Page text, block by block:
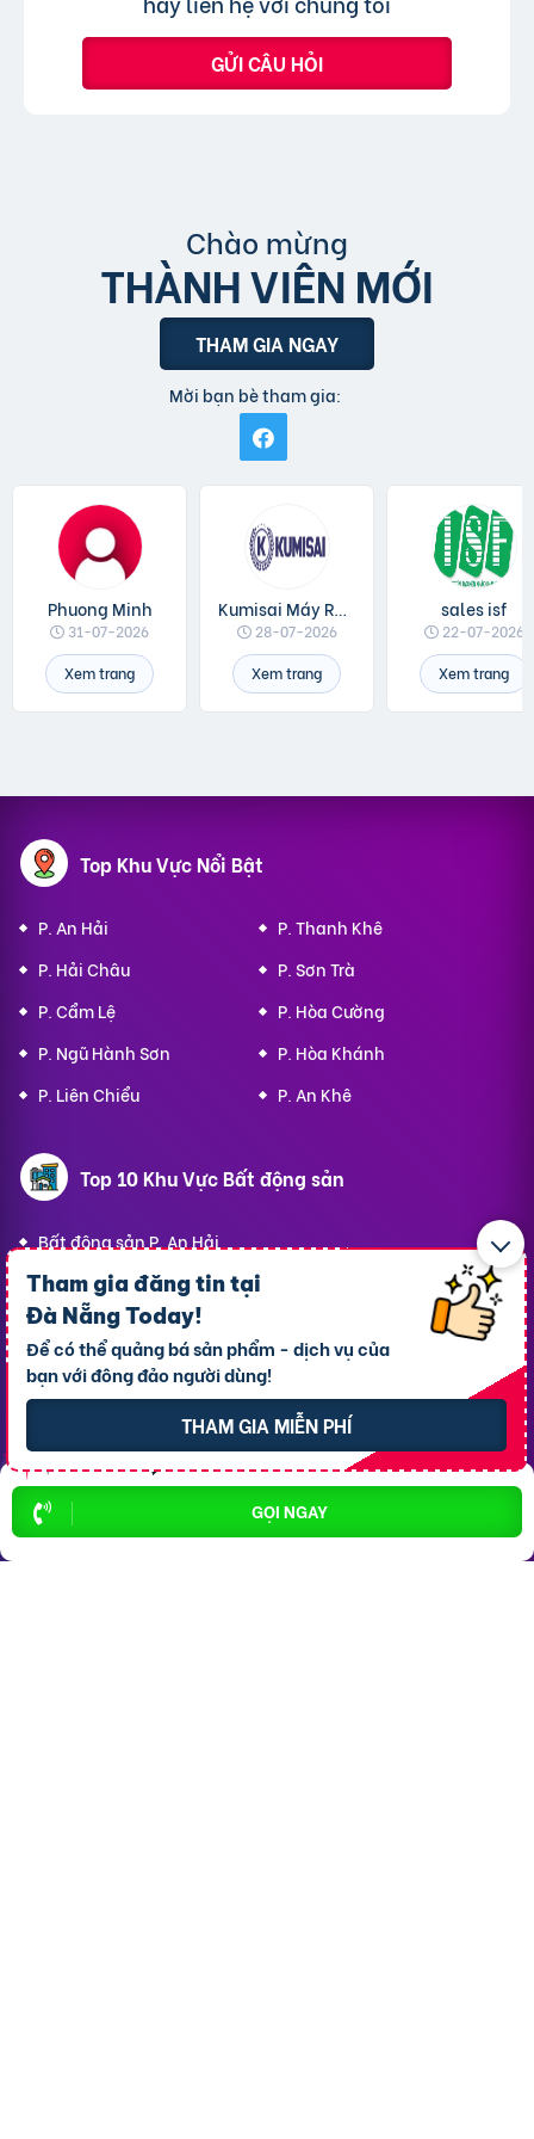
GỌI NGAY
Tham gia đăng tin tại
Đà Nẵng Today!
Để có thể quảng bá sản phẩm - dịch vụ của
bạn với đông đảo người dùng!
THAM GIA MIỄN PHÍ
GỬI CÂU HỎI
Chào mừng
THÀNH VIÊN MỚI
THAM GIA NGAY
Mời bạn bè tham gia:
Phuong Minh
31-07-2026
Xem trang
Kumisai Máy Rửa Xe
28-07-2026
Xem trang
sales isf
22-07-2026
Xem trang
Top Khu Vực Nổi Bật
P. An Hải
P. Thanh Khê
P. Hải Châu
P. Sơn Trà
P. Cẩm Lệ
P. Hòa Cường
P. Ngũ Hành Sơn
P. Hòa Khánh
P. Liên Chiểu
P. An Khê
Top 10 Khu Vực Bất động sản
Bất động sản P. An Hải
Bất động sản P. Hải Châu
Bất động sản P. Hòa Cường
Bất động sản P. Thanh Khê
Bất động sản P. Ngũ Hành Sơn
Bất động sản P. Hòa Khánh
Bất động sản P. Sơn Trà
Bất động sản P. Cẩm Lệ